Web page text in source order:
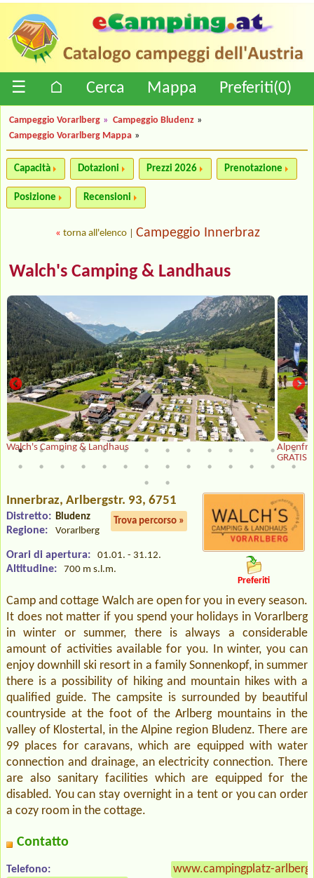
☰ ⌂ Cerca Mappa Preferiti(0)
Campeggio Vorarlberg » Campeggio Bludenz »
Campeggio Vorarlberg Mappa »
Capacità Dotazioni Prezzi 2026 Prenotazione
Posizione Recensioni
« torna all'elenco Campeggio Innerbraz
Walch's Camping & Landhaus
Walch's Camping & Landhaus
GRATIS
Innerbraz, Arlbergstr. 93, 6751
Trova percorso »
Distretto: Bludenz
Regione: Vorarlberg
Orari di apertura: 01.01. - 31.12.
Altitudine:
700 m s.l.m.
Preferiti
Camp and cottage Walch are open for you in every season.
It does not matter if you spend your holidays in Vorarlberg
in winter or summer, there is always a considerable
amount of activities available for you. In winter, you can
enjoy downhill ski resort in a family Sonnenkopf, in summer
there is a possibility of hiking and mountain hikes with a
qualified guide. The campsite is surrounded by beautiful
countryside at the foot of the Arlberg mountains in the
valley of Klostertal, in the Alpine region Bludenz. There are
99 places for caravans, which are equipped with water
connection and drainage, an electricity connection. There
are also sanitary facilities which are equipped for the
disabled. You can stay overnight in a tent or you can order
a cozy room in the cottage.
Contatto
Telefono: www.campingplatz-